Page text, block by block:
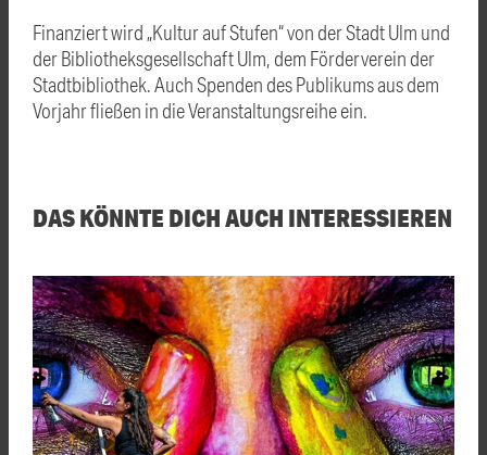
Finanziert wird „Kultur auf Stufen“ von der Stadt Ulm und
der Bibliotheksgesellschaft Ulm, dem Förderverein der
Stadtbibliothek. Auch Spenden des Publikums aus dem
Vorjahr fließen in die Veranstaltungsreihe ein.
DAS KÖNNTE DICH AUCH INTERESSIEREN